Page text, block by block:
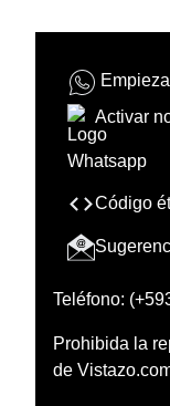
Activar
Código
Teléfono:
Prohibida la
de